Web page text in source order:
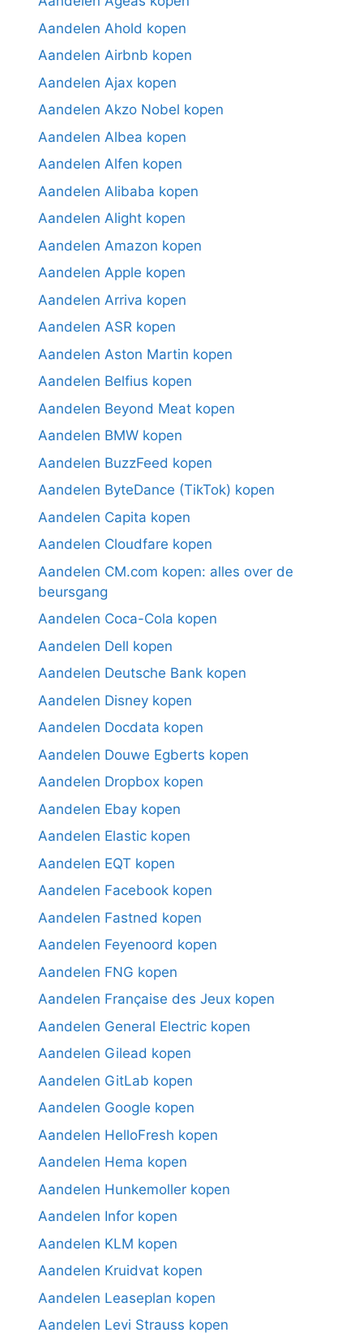
Aandelen Ahold kopen
Aandelen Airbnb kopen
Aandelen Ajax kopen
Aandelen Akzo Nobel kopen
Aandelen Albea kopen
Aandelen Alfen kopen
Aandelen Alibaba kopen
Aandelen Alight kopen
Aandelen Amazon kopen
Aandelen Apple kopen
Aandelen Arriva kopen
Aandelen ASR kopen
Aandelen Aston Martin kopen
Aandelen Belfius kopen
Aandelen Beyond Meat kopen
Aandelen BMW kopen
Aandelen BuzzFeed kopen
Aandelen ByteDance (TikTok) kopen
Aandelen Capita kopen
Aandelen Cloudfare kopen
Aandelen CM.com kopen: alles over de
beursgang
Aandelen Coca-Cola kopen
Aandelen Dell kopen
Aandelen Deutsche Bank kopen
Aandelen Disney kopen
Aandelen Docdata kopen
Aandelen Douwe Egberts kopen
Aandelen Dropbox kopen
Aandelen Ebay kopen
Aandelen Elastic kopen
Aandelen EQT kopen
Aandelen Facebook kopen
Aandelen Fastned kopen
Aandelen Feyenoord kopen
Aandelen FNG kopen
Aandelen Française des Jeux kopen
Aandelen General Electric kopen
Aandelen Gilead kopen
Aandelen GitLab kopen
Aandelen Google kopen
Aandelen HelloFresh kopen
Aandelen Hema kopen
Aandelen Hunkemoller kopen
Aandelen Infor kopen
Aandelen KLM kopen
Aandelen Kruidvat kopen
Aandelen Leaseplan kopen
Aandelen Levi Strauss kopen